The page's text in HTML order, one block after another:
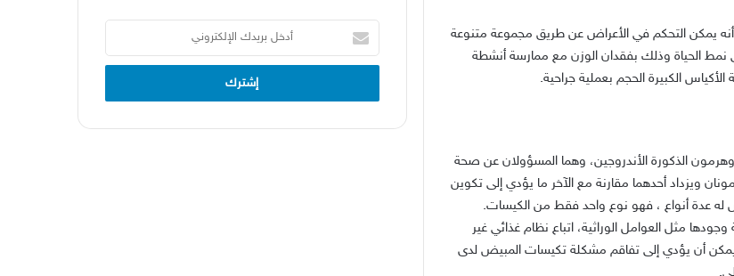
أنه يمكن التحكم في الأعراض عن طريق مجموعة متنوعة
نمط الحياة وذلك بفقدان الوزن مع ممارسة أنشطة
الأكياس الكبيرة الحجم بعملية جراحية.
الذكورة الأندروجين، وهما المسؤولان عن صحة
ويزداد أحدهما مقارنة مع الآخر ما يؤدي إلى تكوين
له عدة أنواع ، فهو نوع واحد فقط من الكيسات.
مثل العوامل الوراثية، اتباع نظام غذائي غير
يمكن أن يؤدي إلى تفاقم مشكلة تكيسات المبيض لدى
بريدك
الإلكتروني